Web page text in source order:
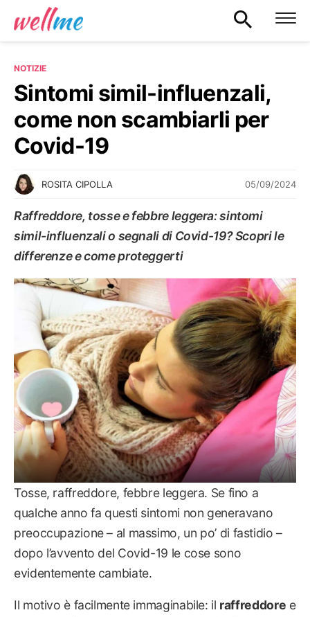
NOTIZIE
Sintomi simil-influenzali,
come non scambiarli per
Covid-19
ROSITA CIPOLLA 05/09/2024
Raffreddore, tosse e febbre leggera: sintomi
simil-influenzali o segnali di Covid-19? Scopri le
differenze e come proteggerti
NOTIZIE
Tosse, raffreddore, febbre leggera. Se fino a
qualche anno fa questi sintomi non generavano
preoccupazione – al massimo, un po’ di fastidio –
dopo l’avvento del Covid-19 le cose sono
evidentemente cambiate.
Il motivo è facilmente immaginabile: il raffreddore e